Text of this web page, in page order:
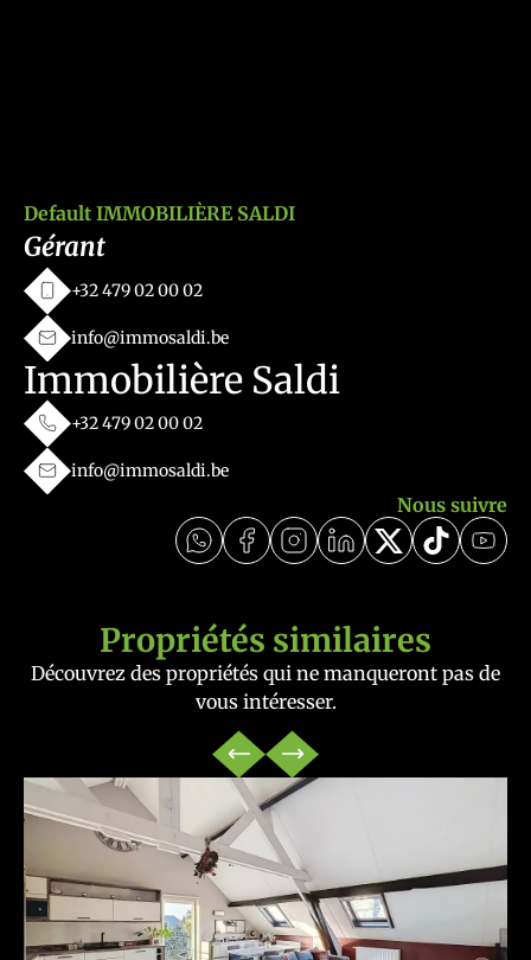
Default IMMOBILIÈRE SALDI
Gérant
+32 479 02 00 02
info@immosaldi.be
Immobilière Saldi
+32 479 02 00 02
info@immosaldi.be
Nous suivre
Propriétés similaires
Découvrez des propriétés qui ne manqueront pas de
vous intéresser.